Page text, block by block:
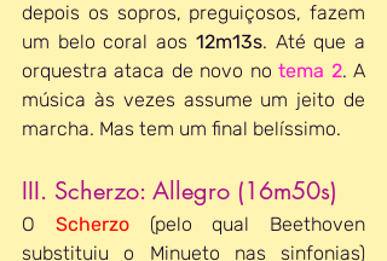
depois os sopros, preguiçosos, fazem
um belo coral aos 12m13s. Até que a
orquestra ataca de novo no tema 2. A
música às vezes assume um jeito de
marcha. Mas tem um final belíssimo.
III. Scherzo: Allegro (16m50s)
O Scherzo (pelo qual Beethoven
substituiu o Minueto nas sinfonias)